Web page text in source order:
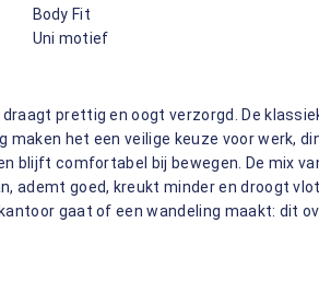
Body Fit
Uni motief
draagt prettig en oogt verzorgd. De
maken het een veilige keuze voor werk,
blijft comfortabel bij bewegen. De mix
ademt goed, kreukt minder en droogt
gaat of een wandeling maakt: dit